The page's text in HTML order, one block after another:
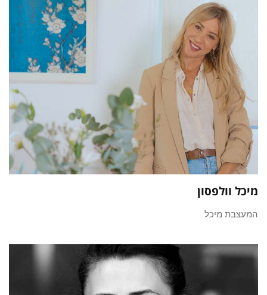
מיכל וולפסון
המעצבת מיכל